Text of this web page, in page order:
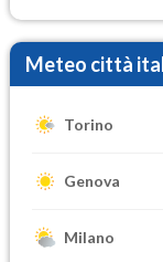
Meteo città
Torino
Genova
Milano